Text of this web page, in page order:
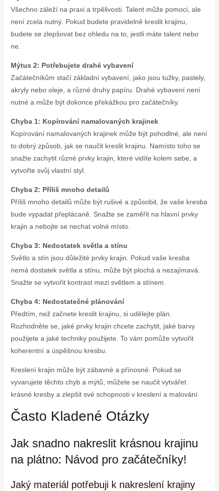
Všechno záleží na praxi a trpělivosti. Talent může pomoci, ale
není zcela nutný. Pokud budete pravidelně kreslit krajinu,
budete se zlepšovat bez ohledu na to, jestli máte talent nebo
ne.
Mýtus 2: Potřebujete drahé vybavení
Začátečníkům stačí základní vybavení, jako jsou tužky, pastely,
akryly nebo oleje, a různé druhy papíru. Drahé vybavení není
nutné a může být dokonce překážkou pro začátečníky.
Chyba 1: Kopírování namalovaných krajinek
Kopírování namalovaných krajinek může být pohodlné, ale není
to dobrý způsob, jak se naučit kreslit krajinu. Namísto toho se
snažte zachytit různé prvky krajin, které vidíte kolem sebe, a
vytvořte svůj vlastní styl.
Chyba 2: Příliš mnoho detailů
Příliš mnoho detailů může být rušivé a způsobit, že vaše kresba
bude vypadat přeplácaně. Snažte se zaměřit na hlavní prvky
krajin a nebojte se nechat volné místo.
Chyba 3: Nedostatek světla a stínu
Světlo a stín jsou důležité prvky krajin. Pokud vaše kresba
nemá dostatek světla a stínu, může být plochá a nezajímavá.
Snažte se vytvořit kontrast mezi světlem a stínem.
Chyba 4: Nedostatečné plánování
Předtím, než začnete kreslit krajinu, si udělejte plán.
Rozhodněte se, jaké prvky krajin chcete zachytit, jaké barvy
použijete a jaké techniky použijete. To vám pomůže vytvořit
koherentní a úspěšnou kresbu.
Kreslení krajin může být zábavné a přínosné. Pokud se
vyvarujete těchto chyb a mýtů, můžete se naučit vytvářet
krásné kresby a zlepšit své schopnosti v kreslení a malování.
Často Kladené Otázky
Jak snadno nakreslit krásnou krajinu
na plátno: Návod pro začátečníky!
Jaký materiál potřebuji k nakreslení krajiny